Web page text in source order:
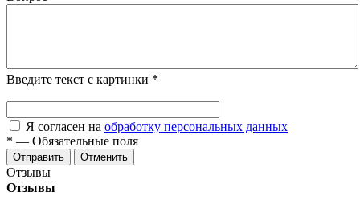
Введите текст с картинки *
Я согласен на обработку персональных данных
* — Обязательные поля
Отменить
Отзывы
Отзывы